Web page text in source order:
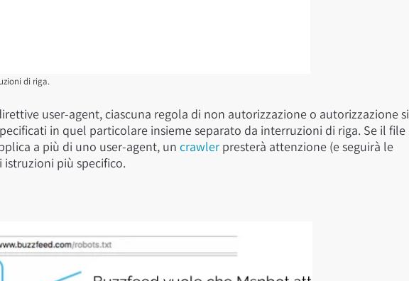
di riga.
user-agent, ciascuna regola di non autorizzazione o autorizzazione si
in quel particolare insieme separato da interruzioni di riga. Se il file
a più di uno user-agent, un crawler presterà attenzione (e seguirà le
più specifico.